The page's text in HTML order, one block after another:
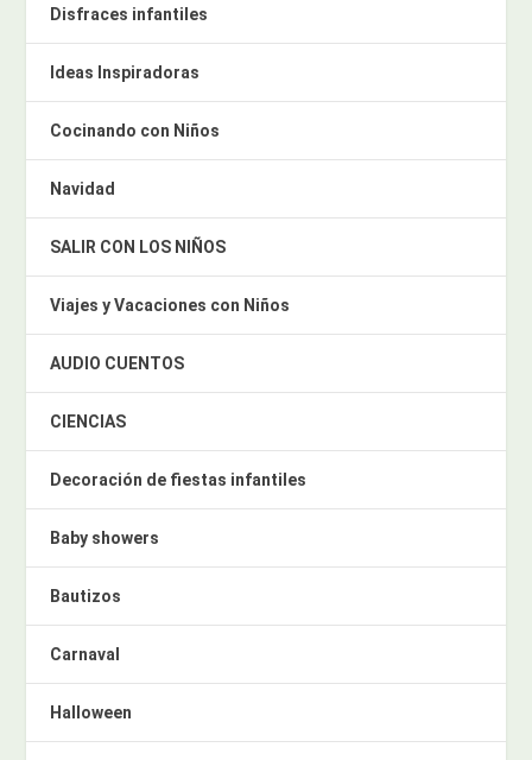
Disfraces infantiles
Ideas Inspiradoras
Cocinando con Niños
Navidad
SALIR CON LOS NIÑOS
Viajes y Vacaciones con Niños
AUDIO CUENTOS
CIENCIAS
Decoración de fiestas infantiles
Baby showers
Bautizos
Carnaval
Halloween